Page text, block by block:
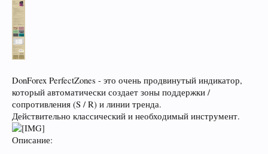
DonForex PerfectZones - это очень продвинутый индикатор,
который автоматически создает зоны поддержки /
сопротивления (S / R) и линии тренда.
Действительно классический и необходимый инструмент.
Описание: